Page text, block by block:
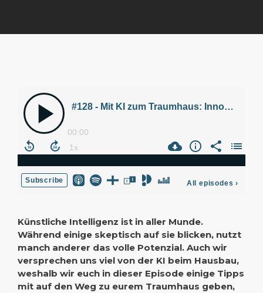
Künstliche Intelligenz ist in aller Munde.
Während einige skeptisch auf sie blicken, nutzt
manch anderer das volle Potenzial. Auch wir
versprechen uns viel von der KI beim Hausbau,
weshalb wir euch in dieser Episode einige Tipps
mit auf den Weg zu eurem Traumhaus geben,